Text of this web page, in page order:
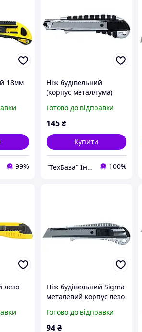
18мм
99%
Ніж будівельний
(корпус метал/гума)
автоматичний замок
SIGMA (8211041)
Готово до відправки
145 ₴
Купити
"ТехБаза" Інтернет магазин 100%
лезо
Ніж будівельний Sigma
металевий корпус лезо
замок
Готово до відправки
94 ₴